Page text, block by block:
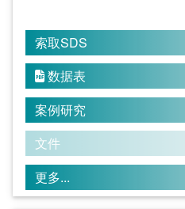
索取SDS
 数据表
案例研究
文件
更多...